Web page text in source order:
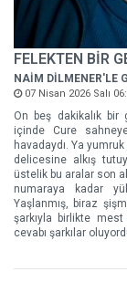
FELEKTEN BİR
NAİM DİLMENER'LE
07 Nisan 2026 Salı
On beş dakikalık bir
içinde Cure
havadaydı. Ya
delicesine alkış
üstelik bu aralar son
numaraya kadar
Yaşlanmış, biraz
şarkıyla birlikte mest
cevabı şarkılar